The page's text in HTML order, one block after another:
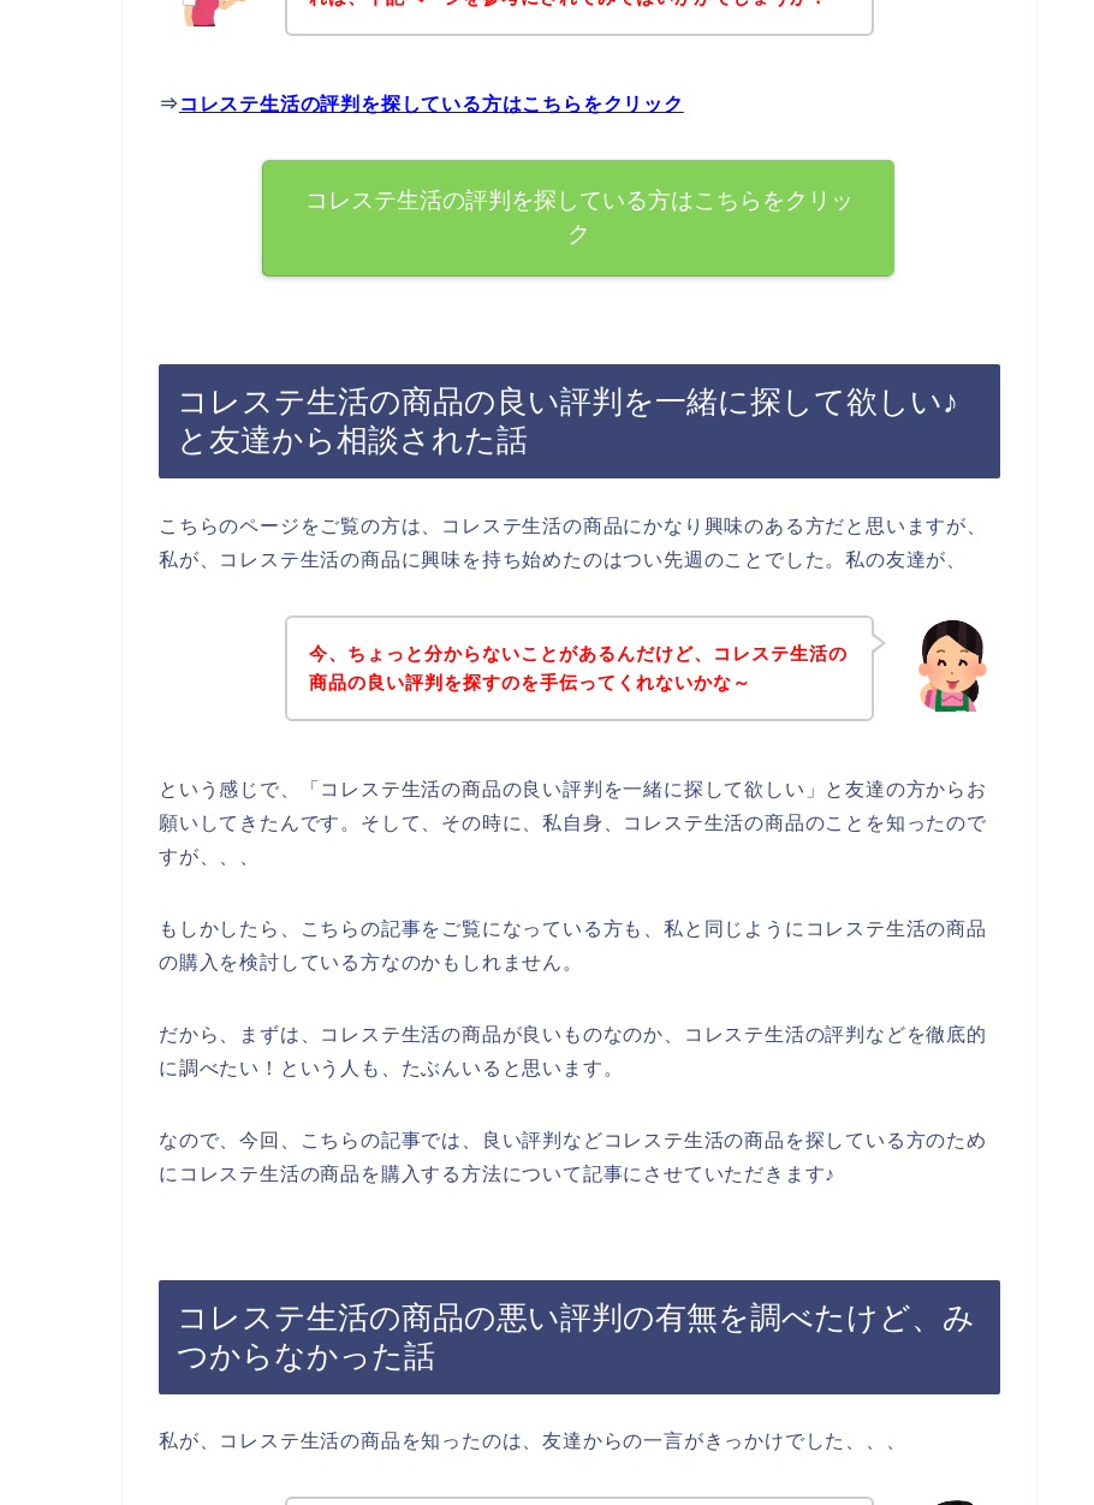
⇒ コレステ生活の評判を探している方はこちらをクリック
コレステ生活の評判を探している方はこちらをクリッ
ク
コレステ生活の商品の良い評判を一緒に探して欲しい♪
と友達から相談された話
こちらのページをご覧の方は、コレステ生活の商品にかなり興味のある方だと思いますが、
私が、コレステ生活の商品に興味を持ち始めたのはつい先週のことでした。私の友達が、
今、ちょっと分からないことがあるんだけど、コレステ生活の
商品の良い評判を探すのを手伝ってくれないかな～
という感じで、「コレステ生活の商品の良い評判を一緒に探して欲しい」と友達の方からお
願いしてきたんです。そして、その時に、私自身、コレステ生活の商品のことを知ったので
すが、、、
もしかしたら、こちらの記事をご覧になっている方も、私と同じようにコレステ生活の商品
の購入を検討している方なのかもしれません。
だから、まずは、コレステ生活の商品が良いものなのか、コレステ生活の評判などを徹底的
に調べたい！という人も、たぶんいると思います。
なので、今回、こちらの記事では、良い評判などコレステ生活の商品を探している方のため
にコレステ生活の商品を購入する方法について記事にさせていただきます♪
コレステ生活の商品の悪い評判の有無を調べたけど、み
つからなかった話
私が、コレステ生活の商品を知ったのは、友達からの一言がきっかけでした、、、